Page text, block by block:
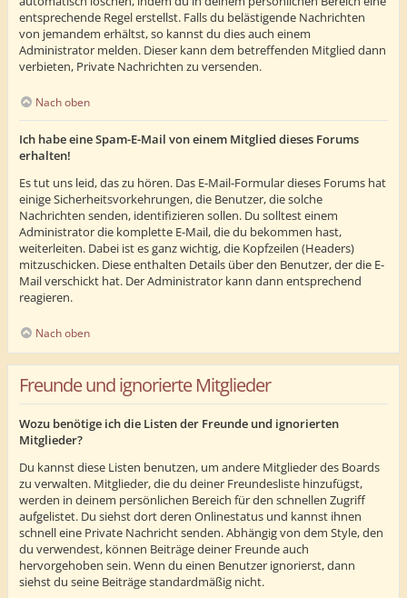
entsprechende Regel erstellst. Falls du belästigende Nachrichten
von jemandem erhältst, so kannst du dies auch einem
Administrator melden. Dieser kann dem betreffenden Mitglied dann
verbieten, Private Nachrichten zu versenden.
Nach oben
Ich habe eine Spam-E-Mail von einem Mitglied dieses Forums
erhalten!
Es tut uns leid, das zu hören. Das E-Mail-Formular dieses Forums hat
einige Sicherheitsvorkehrungen, die Benutzer, die solche
Nachrichten senden, identifizieren sollen. Du solltest einem
Administrator die komplette E-Mail, die du bekommen hast,
weiterleiten. Dabei ist es ganz wichtig, die Kopfzeilen (Headers)
mitzuschicken. Diese enthalten Details über den Benutzer, der die E-
Mail verschickt hat. Der Administrator kann dann entsprechend
reagieren.
Nach oben
Freunde und ignorierte Mitglieder
Wozu benötige ich die Listen der Freunde und ignorierten
Mitglieder?
Du kannst diese Listen benutzen, um andere Mitglieder des Boards
zu verwalten. Mitglieder, die du deiner Freundesliste hinzufügst,
werden in deinem persönlichen Bereich für den schnellen Zugriff
aufgelistet. Du siehst dort deren Onlinestatus und kannst ihnen
schnell eine Private Nachricht senden. Abhängig von dem Style, den
du verwendest, können Beiträge deiner Freunde auch
hervorgehoben sein. Wenn du einen Benutzer ignorierst, dann
siehst du seine Beiträge standardmäßig nicht.